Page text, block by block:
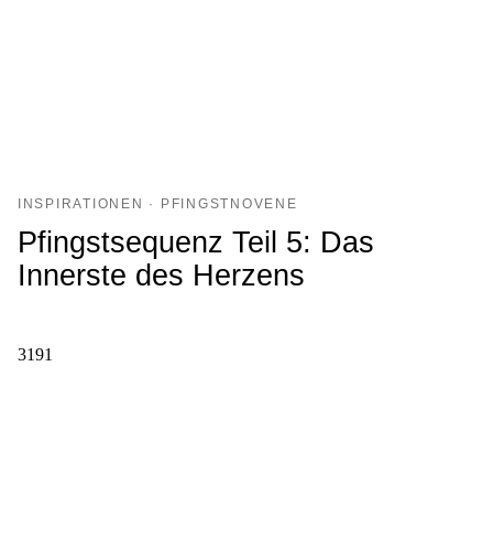
INSPIRATIONEN · PFINGSTNOVENE
Pfingstsequenz Teil 5: Das
Innerste des Herzens
3191